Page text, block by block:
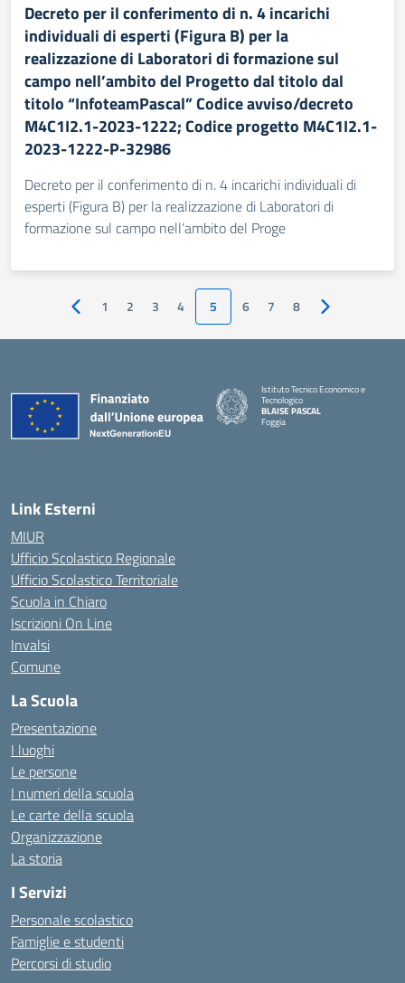
Decreto per il conferimento di n. 4 incarichi
individuali di esperti (Figura B) per la
realizzazione di Laboratori di formazione sul
campo nell’ambito del Progetto dal titolo dal
titolo “InfoteamPascal” Codice avviso/decreto
M4C1I2.1-2023-1222; Codice progetto M4C1I2.1-
2023-1222-P-32986
Decreto per il conferimento di n. 4 incarichi individuali di
esperti (Figura B) per la realizzazione di Laboratori di
formazione sul campo nell’ambito del Proge
Pagina precedente
1 2 3 4 5 6 7 8 Pagina
Istituto Tecnico Economico e
Tecnologico
BLAISE PASCAL
Foggia
— Visita la pagina iniziale della scuola
Link Esterni
MIUR
Ufficio Scolastico Regionale
Ufficio Scolastico Territoriale
Scuola in Chiaro
Iscrizioni On Line
Invalsi
Comune
La Scuola
Presentazione
I luoghi
Le persone
I numeri della scuola
Le carte della scuola
Organizzazione
La storia
I Servizi
Personale scolastico
Famiglie e studenti
Percorsi di studio